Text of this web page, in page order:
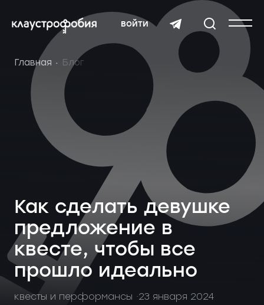
войти
Главная Блог
Как сделать девушке
предложение в
квесте, чтобы все
прошло идеально
квесты и перформансы 23 января 2024